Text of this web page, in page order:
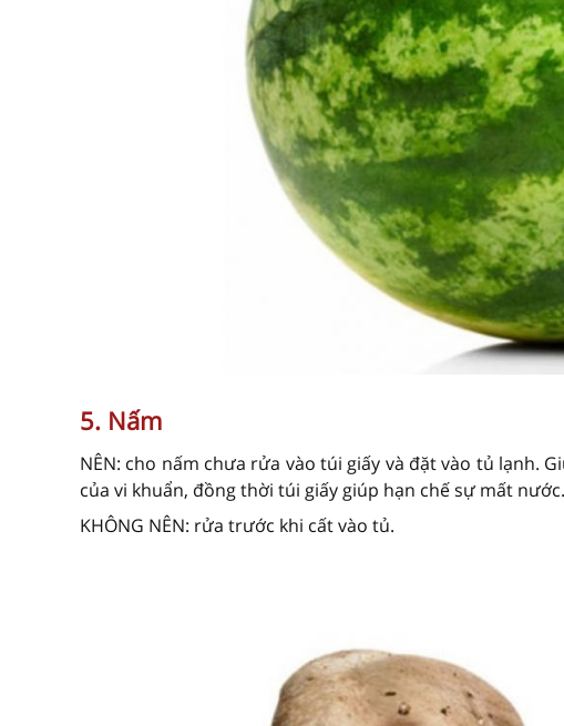
5. Nấm
NÊN: cho nấm chưa rửa vào túi giấy và đặt vào tủ lạnh.
của vi khuẩn, đồng thời túi giấy giúp hạn chế sự mất nước.
KHÔNG NÊN: rửa trước khi cất vào tủ.